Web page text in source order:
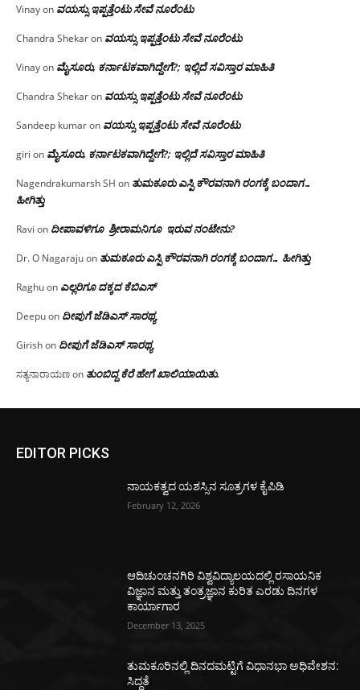
Vinayon ವಯಸ್ಸು ಇಪ್ಪತ್ತೆಂಟು ಸೇವೆ ನೂರೆಂಟು
Chandra Shekaron ವಯಸ್ಸು ಇಪ್ಪತ್ತೆಂಟು ಸೇವೆ ನೂರೆಂಟು
Vinayon ಮೈಸೂರು, ಕರ್ನಾಟಕವಾಗಿದ್ದೇಗೆ?; ಇಲ್ಲಿದೆ ಸವಿಸ್ತಾರ ಮಾಹಿತಿ
Chandra Shekaron ವಯಸ್ಸು ಇಪ್ಪತ್ತೆಂಟು ಸೇವೆ ನೂರೆಂಟು
Sandeep kumaron ವಯಸ್ಸು ಇಪ್ಪತ್ತೆಂಟು ಸೇವೆ ನೂರೆಂಟು
giri on ಮೈಸೂರು, ಕರ್ನಾಟಕವಾಗಿದ್ದೇಗೆ?; ಇಲ್ಲಿದೆ ಸವಿಸ್ತಾರ ಮಾಹಿತಿ
Nagendrakumarsh SH on ತುಮಕೂರು ಎಸ್ಪಿ ಕೌರವನಾಗಿ ರಂಗಕ್ಕೆ ಬಂದಾಗ…
ಹೀಗಿತ್ತು
Ravi on ದೀಪಾವಳಿಗೂ ಶ್ರೀರಾಮನಿಗೂ ಇರುವ ನಂಟೇನು?
Dr. O Nagarajuon ತುಮಕೂರು ಎಸ್ಪಿ ಕೌರವನಾಗಿ ರಂಗಕ್ಕೆ ಬಂದಾಗ… ಹೀಗಿತ್ತು
Raghuon ಎಲ್ಲರಿಗೂ ದಕ್ಕದ ಕೆಬಿಎಸ್
Deepuon ದೀಪುಗೆ ಜೆಡಿಎಸ್ ಸಾರಥ್ಯ
Girishon ದೀಪುಗೆ ಜೆಡಿಎಸ್ ಸಾರಥ್ಯ
ಸತ್ಯನಾರಾಯಣon ತುಂಬಿದ್ದ ಕೆರೆ ಹೇಗೆ ಖಾಲಿಯಾಯಿತು.
EDITOR PICKS
ನಾಯಕತ್ವದ ಯಶಸ್ಸಿನ ಸೂತ್ರಗಳ ಕೈಪಿಡಿ
February 12, 2026
ಆದಿಚುಂಚನಗಿರಿ ವಿಶ್ವವಿದ್ಯಾಲಯದಲ್ಲಿ ರಸಾಯನಿಕ
ವಿಜ್ಞಾನ ಮತ್ತು ತಂತ್ರಜ್ಞಾನ ಕುರಿತ ಎರಡು ದಿನಗಳ
ಕಾರ್ಯಾಗಾರ
December 13, 2025
ತುಮಕೂರಿನಲ್ಲಿ ದಿನದಮಟ್ಟಿಗೆ ವಿಧಾನಭಾ ಅಧಿವೇಶನ:
ಸಿದ್ಧತೆ